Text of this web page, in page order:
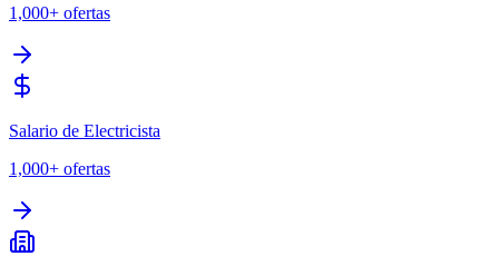
1,000+ ofertas
Salario de Electricista
1,000+ ofertas